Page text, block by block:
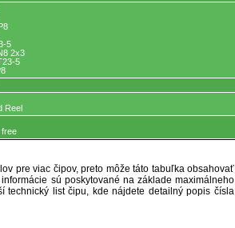
5
2x3
5
Reel
free
pre viac čipov, preto môže táto tabuľka obsahovať
sú poskytované na základe maximálneho
technický list čipu, kde nájdete detailný popis čísla